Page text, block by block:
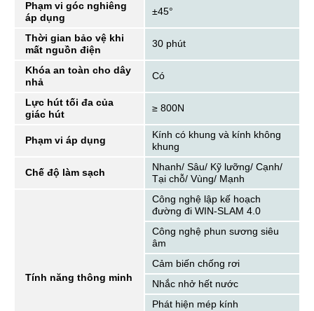
Phạm vi góc nghiêng
áp dụng
±45°
Thời gian bảo vệ khi
mất nguồn điện
30 phút
Khóa an toàn cho dây
nhả
Có
Lực hút tối đa của
giác hút
≥ 800N
Phạm vi áp dụng
Kính có khung và kính không
khung
Chế độ làm sạch
Nhanh/ Sâu/ Kỹ lưỡng/ Cạnh/
Tại chỗ/ Vùng/ Mạnh
Tính năng thông minh
Công nghệ lập kế hoạch
đường đi WIN-SLAM 4.0
Công nghệ phun sương siêu
âm
Cảm biến chống rơi
Nhắc nhở hết nước
Phát hiện mép kính